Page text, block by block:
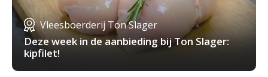
Vleesboerderij Ton Slager
Deze week in de aanbieding bij Ton Slager:
kipfilet!